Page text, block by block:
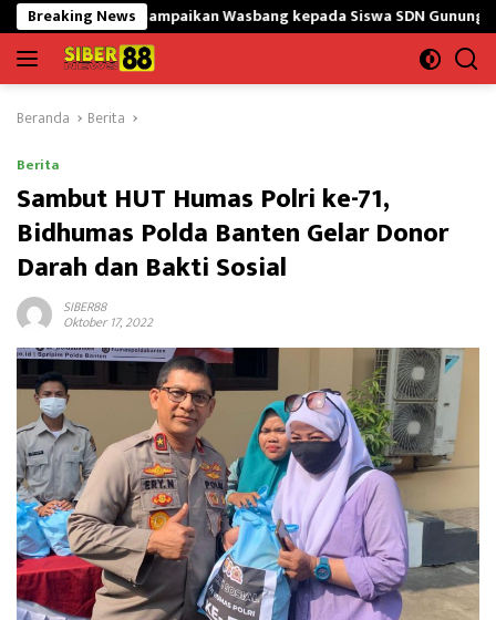
Langsung
ke
konten
Breaking News
Sampaikan Wasbang kepada Siswa SDN Gunung Susu
Beranda Berita
Berita
Sambut HUT Humas Polri ke-71,
Bidhumas Polda Banten Gelar Donor
Darah dan Bakti Sosial
SIBER88
Oktober 17, 2022